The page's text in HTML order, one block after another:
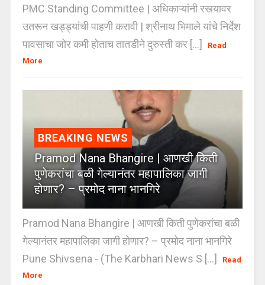
PMC Standing Committee | अधिकाऱ्यांनी रस्त्यावर
उतरून खड्ड्यांची पाहणी करावी | श्रीनाथ भिमाले यांचे निर्देश
पावसाचा जोर कमी होताच तातडीने दुरुस्ती कर [...]
Read
More
BREAKING NEWS
Pramod Nana Bhangire | आणखी किती
पुणेकरांचा बळी गेल्यानंतर महापालिका जागी
होणार? – प्रमोद नाना भानगिरे
Pramod Nana Bhangire | आणखी किती पुणेकरांचा बळी
गेल्यानंतर महापालिका जागी होणार? – प्रमोद नाना भानगिरे
Pune Shivsena - (The Karbhari News S [...]
Read
More